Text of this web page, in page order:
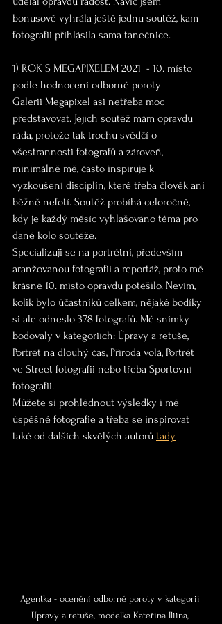
bonusově vyhrála ještě jednu soutěž, kam
fotografii přihlásila sama tanečnice.
1) ROK S MEGAPIXELEM 2021  - 10. místo
podle hodnocení odborné poroty
Galerii Megapixel asi netřeba moc
představovat. Jejich soutěž mám opravdu
ráda, protože tak trochu svědčí o
všestrannosti fotografů a zároveň,
minimálně mě, často inspiruje k
vyzkoušení disciplín, které třeba člověk ani
běžně nefotí. Soutěž probíhá celoročně,
kdy je každý měsíc vyhlašováno téma pro
dané kolo soutěže.
Specializuji se na portrétní, především
aranžovanou fotografii a reportáž, proto mě
krásné 10. místo opravdu potěšilo. Nevím,
kolik bylo účastníků celkem, nějaké bodíky
si ale odneslo 378 fotografů. Mé snímky
bodovaly v kategoriích: Úpravy a retuše,
Portrét na dlouhý čas, Příroda volá, Portrét
ve Street fotografii nebo třeba Sportovní
fotografii.
Můžete si prohlédnout výsledky i mé
úspěšné fotografie a třeba se inspirovat
také od dalších skvělých autorů tady
Agentka - ocenění odborné poroty v kategorii
Úpravy a retuše, modelka Kateřina Iliina,